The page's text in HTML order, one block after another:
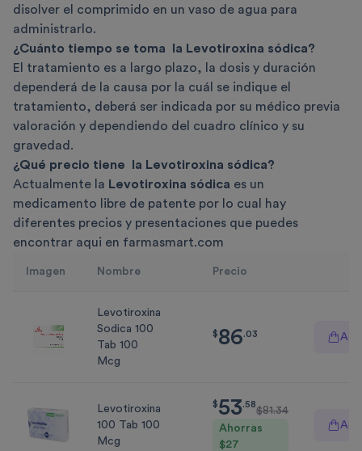
disolver el comprimido en un vaso de agua para
administrarlo.
¿Cuánto tiempo se toma la Levotiroxina sódica?
El tratamiento es a largo plazo, la dosis y duración
dependerá de la causa por la cuál se indique el
tratamiento, deberá ser indicada por su médico previa
valoración y dependiendo del cuadro clínico y su
gravedad.
¿Qué precio tiene
la Levotiroxina sódica?
Actualmente la Levotiroxina sódica es un
medicamento libre de patente por lo cual hay
diferentes precios y presentaciones que puedes
encontrar aqui en farmasmart.com
Imagen Nombre Precio
Levotiroxina
Sodica 100
Tab 100
Mcg
$ 86.03
$86.03
Levotiroxina
100 Tab 100
Mcg
$ 53.58
$53.58
$81.34
Ahorras
$27